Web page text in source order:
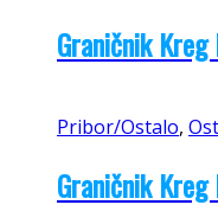
Graničnik
Pribor/Ostalo,
Graničnik